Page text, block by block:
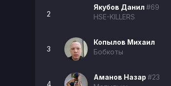
2
Якубов Данил #69
HSE-KILLERS
3
Копылов Михаил
Бобкоты
4
Аманов Назар #23